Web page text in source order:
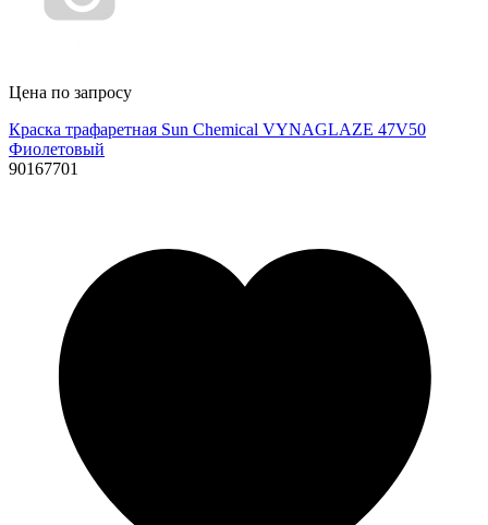
Цена по запросу
Краска трафаретная Sun Chemical VYNAGLAZE 47V50
Фиолетовый
90167701